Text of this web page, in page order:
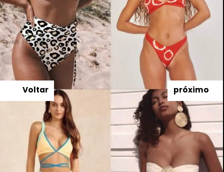
próximo
Voltar